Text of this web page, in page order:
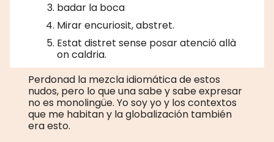
badar la boca
Mirar encuriosit, abstret.
Estat distret sense posar atenció allà
on caldria.
Perdonad la mezcla idiomática de estos
nudos, pero lo que una sabe y sabe expresar
no es monolingüe. Yo soy yo y los contextos
que me habitan y la globalización también
era esto.